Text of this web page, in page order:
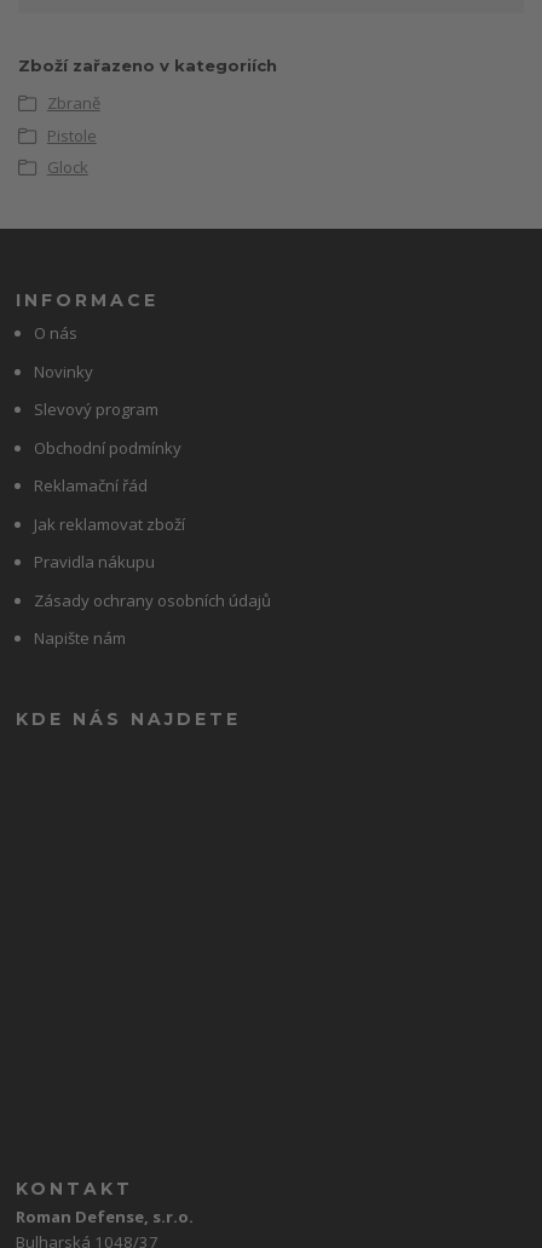
Zboží zařazeno v kategoriích
Zbraně
Pistole
Glock
INFORMACE
O nás
Novinky
Slevový program
Obchodní podmínky
Reklamační řád
Jak reklamovat zboží
Pravidla nákupu
Zásady ochrany osobních údajů
Napište nám
KDE NÁS NAJDETE
KONTAKT
Roman Defense, s.r.o.
Bulharská 1048/37